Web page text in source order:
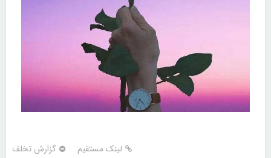
لینک مستقیم گزارش تخلف